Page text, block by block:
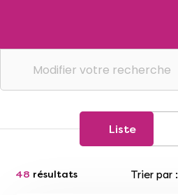
Modifier votre recherche
Liste
48 résultats Trier par :